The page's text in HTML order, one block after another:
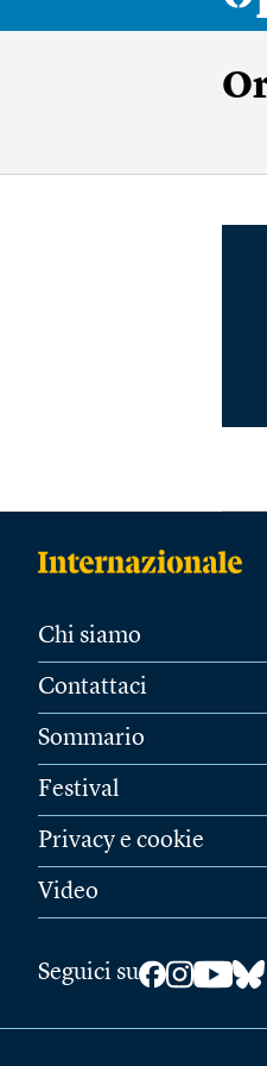
Chi siamo
Contattaci
Sommario
Festival
Privacy e cookie
Video
Seguici su